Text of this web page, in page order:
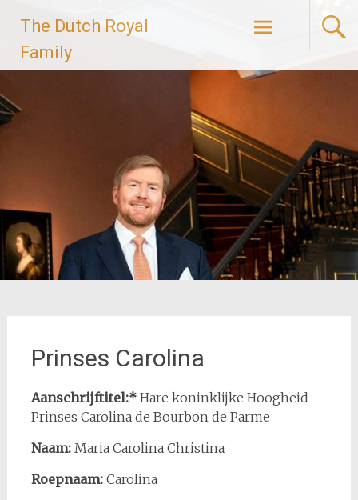
naar
inhoud
The Dutch Royal
Family
Prinses Carolina
Aanschrijftitel:*Hare koninklijke Hoogheid
Prinses Carolina de Bourbon de Parme
Naam:Maria Carolina Christina
Roepnaam:Carolina